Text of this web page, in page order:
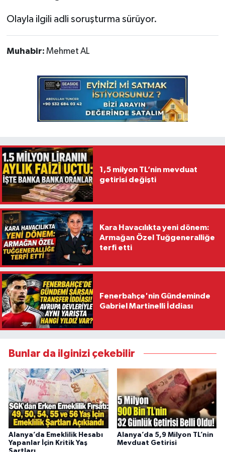
Olayla ilgili adli soruşturma sürüyor.
Muhabir: Mehmet AL
1,5 milyon TL’nin mevduat
getirisi değişti
Kara Havacılıkta yeni dönem:
Armağan Özel Tuğgeneralliğe
terfi etti
Fenerbahçe'nin Gündeminde
Gabriel Martinelli İddiası
Bunlar da ilginizi çekebilir
Alanya’da Emeklilik Hesabı
Yapanlar İçin Kritik Yaş
Alanya’da 5,9 Milyon TL’nin
Mevduat Getirisi